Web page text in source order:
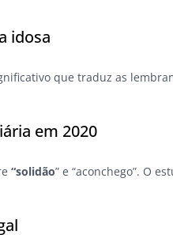
idosa
que traduz as
em 2020
“solidão” e “aconchego”. O